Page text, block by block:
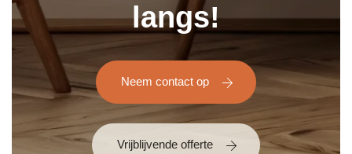
langs!
Neem contact op
Vrijblijvende offerte